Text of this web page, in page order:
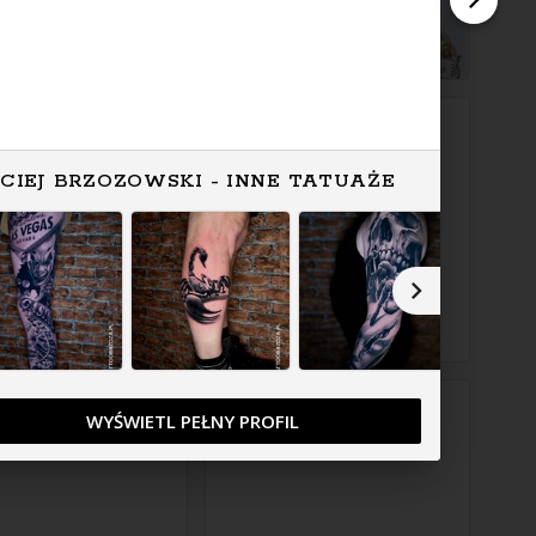
BRZOZOWSKI - INNE TATUAŻE
WYŚWIETL PEŁNY PROFIL